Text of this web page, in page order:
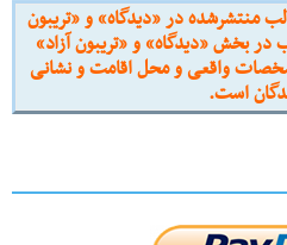
منتشرشده در «دیدگاه» و «تریبون
بخش «دیدگاه» و «تریبون آزاد»
واقعی و محل اقامت و نشانی
است.